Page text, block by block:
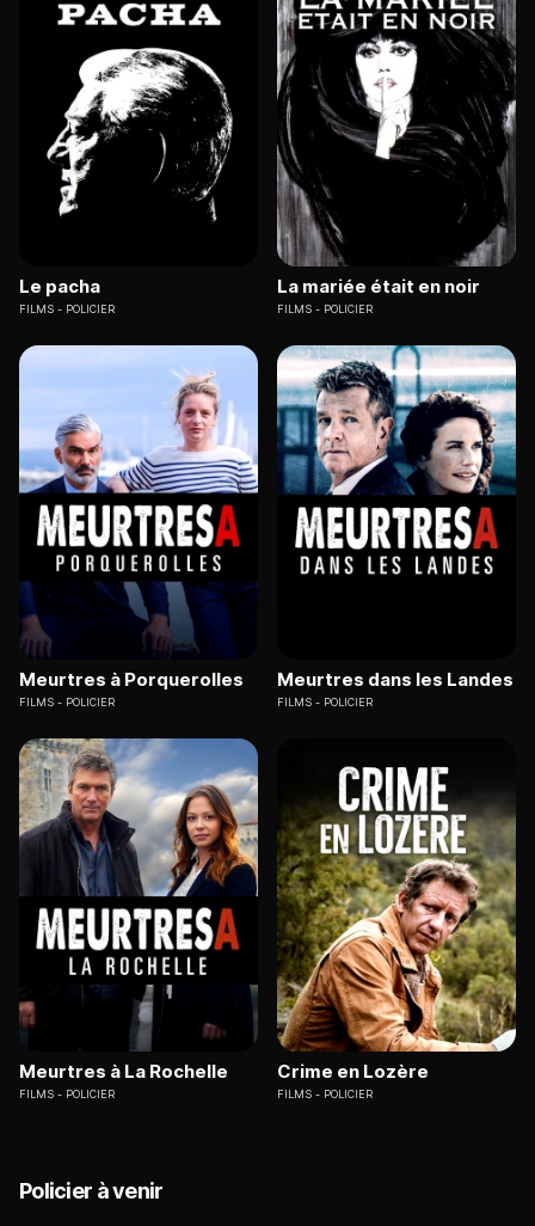
Le pacha
FILMS POLICIER
La mariée était en noir
FILMS POLICIER
Meurtres à Porquerolles
FILMS POLICIER
Meurtres dans les Landes
FILMS POLICIER
Meurtres à La Rochelle
FILMS POLICIER
Crime en Lozère
FILMS POLICIER
Policier à venir